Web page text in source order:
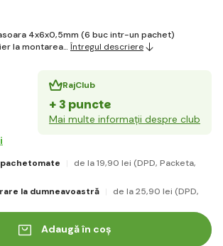
4x6x0,5mm (6 buc intr-un pachet)
la montarea… Întregul descriere
RajClub
+ 3 puncte
Mai multe informații despre club
pachetomate de la 19,90 lei (DPD, Packeta,
la dumneavoastră
de la 25,90 lei (DPD,
Adaugă în coș